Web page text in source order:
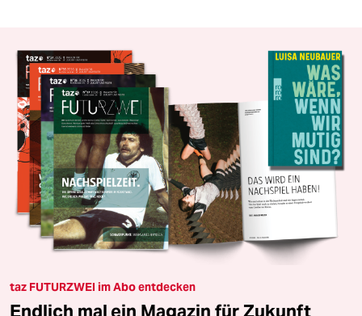
taz FUTURZWEI im Abo entdecken